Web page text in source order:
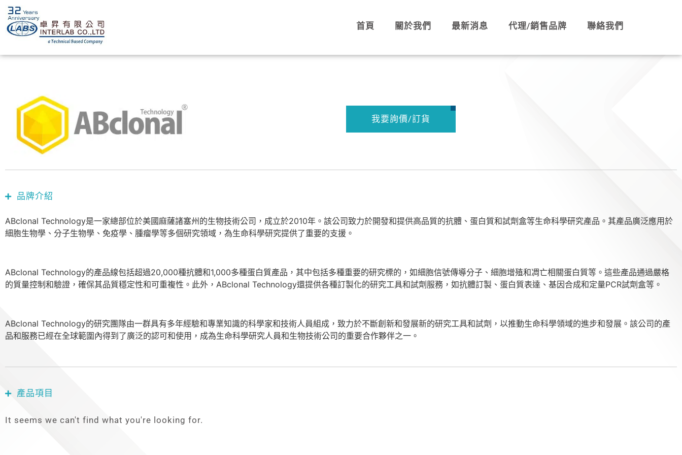
首頁 關於我們 最新消息 代理/銷售品牌 聯絡我們
我要詢價/訂貨
品牌介紹
ABclonal Technology是一家總部位於美國麻薩諸塞州的生物技術公司，成立於2010年。該公司致力於開發和提供高品質的抗體、蛋白質和試劑盒等生命科學研究產品。其產品廣泛應用於
細胞生物學、分子生物學、免疫學、腫瘤學等多個研究領域，為生命科學研究提供了重要的支援。
ABclonal Technology的產品線包括超過20,000種抗體和1,000多種蛋白質產品，其中包括多種重要的研究標的，如細胞信號傳導分子、細胞增殖和凋亡相關蛋白質等。這些產品通過嚴格
的質量控制和驗證，確保其品質穩定性和可重複性。此外，ABclonal Technology還提供各種訂製化的研究工具和試劑服務，如抗體訂製、蛋白質表達、基因合成和定量PCR試劑盒等。
ABclonal Technology的研究團隊由一群具有多年經驗和專業知識的科學家和技術人員組成，致力於不斷創新和發展新的研究工具和試劑，以推動生命科學領域的進步和發展。該公司的產
品和服務已經在全球範圍內得到了廣泛的認可和使用，成為生命科學研究人員和生物技術公司的重要合作夥伴之一。
產品項目
It seems we can't find what you're looking for.